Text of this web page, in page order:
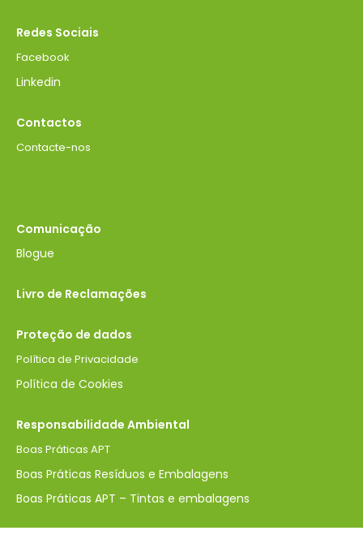
Redes Sociais
Facebook
Linkedin
Contactos
Contacte-nos
Comunicação
Blogue
Livro de Reclamações
Proteção de dados
Política de Privacidade
Política de Cookies
Responsabilidade Ambiental
Boas Práticas APT
Boas Práticas Resíduos e Embalagens
Boas Práticas APT – Tintas e embalagens